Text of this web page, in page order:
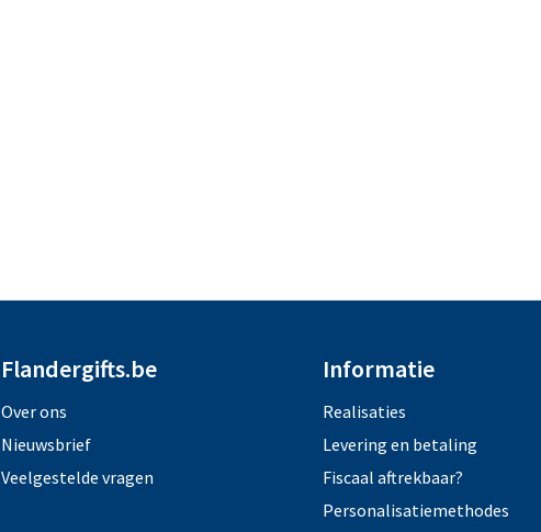
Flandergifts.be
Over ons
Nieuwsbrief
Veelgestelde vragen
Informatie
Realisaties
Levering en betaling
Fiscaal aftrekbaar?
Personalisatiemethodes